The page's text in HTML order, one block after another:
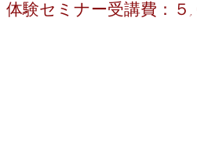
体験セミナー受講費：